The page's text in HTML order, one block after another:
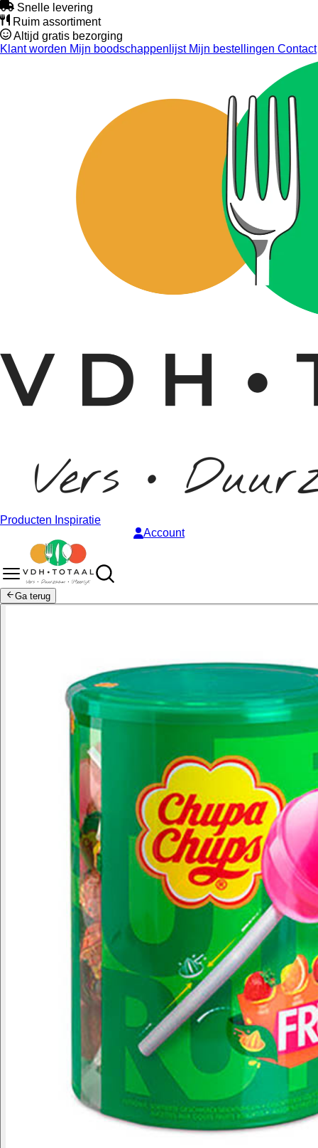
Snelle levering
Ruim assortiment
Altijd gratis bezorging
Klant worden Mijn boodschappenlijstMijn bestellingen Contact
Producten Inspiratie
Account
Ga terug